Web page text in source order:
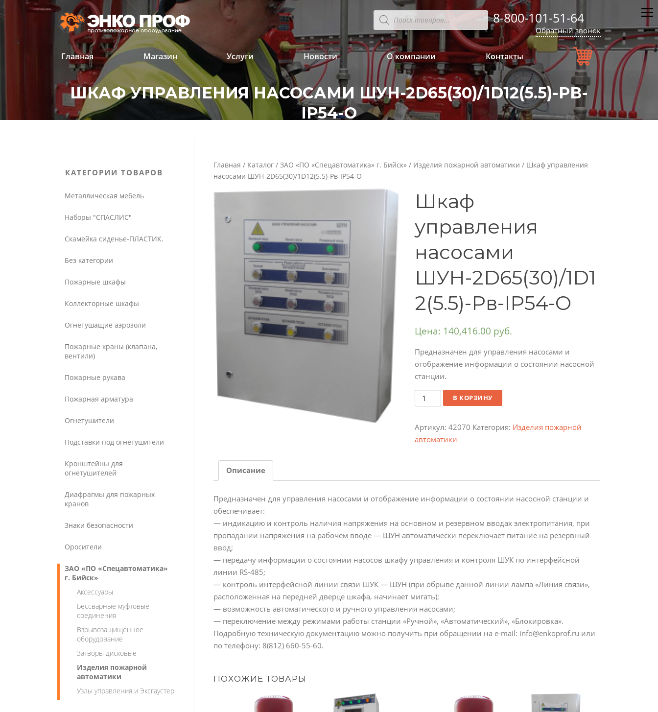
Перейти
к
Поиск
товаров 8-800-101-51-64
Обратный звонок
Главная Магазин Услуги Новости О компании Контакты
ШКАФ УПРАВЛЕНИЯ НАСОСАМИ ШУН-2D65(30)/1D12(5.5)-PВ-
IP54-O
'
Главная / Каталог / ЗАО «ПО «Спецавтоматика» г. Бийск» / Изделия пожарной автоматики / Шкаф управления
насосами ШУН-2D65(30)/1D12(5.5)-Pв-IP54-O
Шкаф
управления
насосами
ШУН-2D65(30)/1D1
2(5.5)-Pв-IP54-O
Цена: 140,416.00 руб.
Предназначен для управления насосами и
отображение информации о состоянии насосной
станции.
КоличествоВ КОРЗИНУ
Артикул: 42070 Категория: Изделия пожарной
автоматики
Описание
Предназначен для управления насосами и отображение информации о состоянии насосной станции и
обеспечивает:
— индикацию и контроль наличия напряжения на основном и резервном вводах электропитания, при
пропадании напряжения на рабочем вводе — ШУН автоматически переключает питание на резервный
ввод;
— передачу информации о состоянии насосов шкафу управления и контроля ШУК по интерфейсной
линии RS-485;
— контроль интерфейсной линии связи ШУК — ШУН (при обрыве данной линии лампа «Линия связи»,
расположенная на передней дверце шкафа, начинает мигать);
— возможность автоматического и ручного управления насосами;
— переключение между режимами работы станции «Ручной», «Автоматический», «Блокировка».
Подробную техническую документацию можно получить при обращении на e-mail: info@enkoprof.ru или
по телефону: 8(812) 660-55-60.
ПОХОЖИЕ ТОВАРЫ
КАТЕГОРИИ ТОВАРОВ
Металлическая мебель
Наборы "СПАСЛИС"
Скамейка сиденье-ПЛАСТИК.
Без категории
Пожарные шкафы
Коллекторные шкафы
Огнетушащие аэрозоли
Пожарные краны (клапана,
вентили)
Пожарные рукава
Пожарная арматура
Огнетушители
Подставки под огнетушители
Кронштейны для
огнетушителей
Диафрагмы для пожарных
кранов
Знаки безопасности
Оросители
ЗАО «ПО «Спецавтоматика»
г. Бийск»
Аксессуары
Бессварные муфтовые
соединения
Взрывозащищенное
оборудование
Затворы дисковые
Изделия пожарной
автоматики
Узлы управления и Эксгаустер